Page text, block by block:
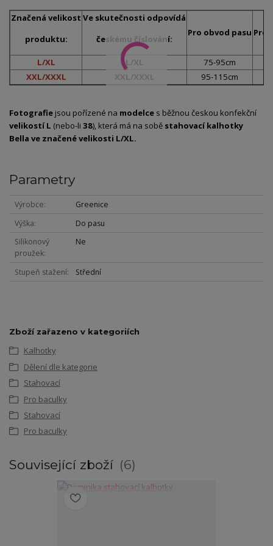
Značená velikost
produktu:
Ve skutečnosti odpovídá
českému číslování:
Pro obvod pasu Pro
L/XL L/XL 75-95cm
XXL/XXXL
XXL/XXXL 95-115cm
Fotografie jsou pořízené na modelce s běžnou českou konfekční
velikostí L (nebo-li 38), která má na sobě stahovací kalhotky
Bella ve značené velikosti L/XL.
Parametry
Výrobce
Greenice
Výška
Do pasu
Silikonový
proužek
Ne
Stupeň stažení Střední
Zboží zařazeno v kategoriích
Kalhotky
Dělení dle kategorie
Stahovací
Pro baculky
Stahovací
Pro baculky
Související zboží 6